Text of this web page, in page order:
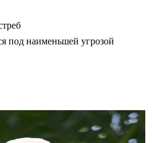
под наименьшей угрозой